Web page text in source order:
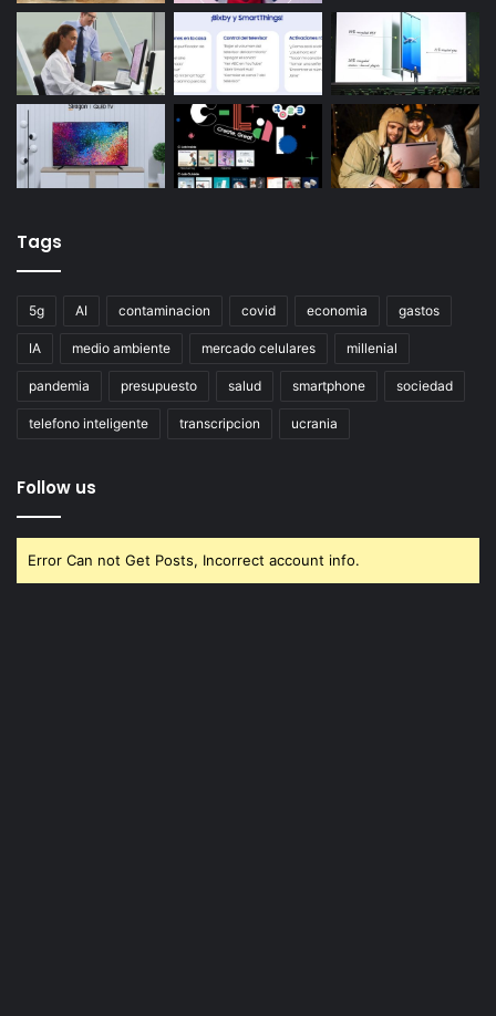
Tags
5g AI contaminacion covid economia gastos
IA medio ambiente mercado celulares millenial
pandemia presupuesto salud smartphone sociedad
telefono inteligente transcripcion ucrania
Follow us
Error Can not Get Posts, Incorrect account info.